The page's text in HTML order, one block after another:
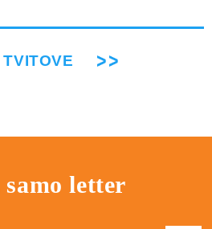
letter